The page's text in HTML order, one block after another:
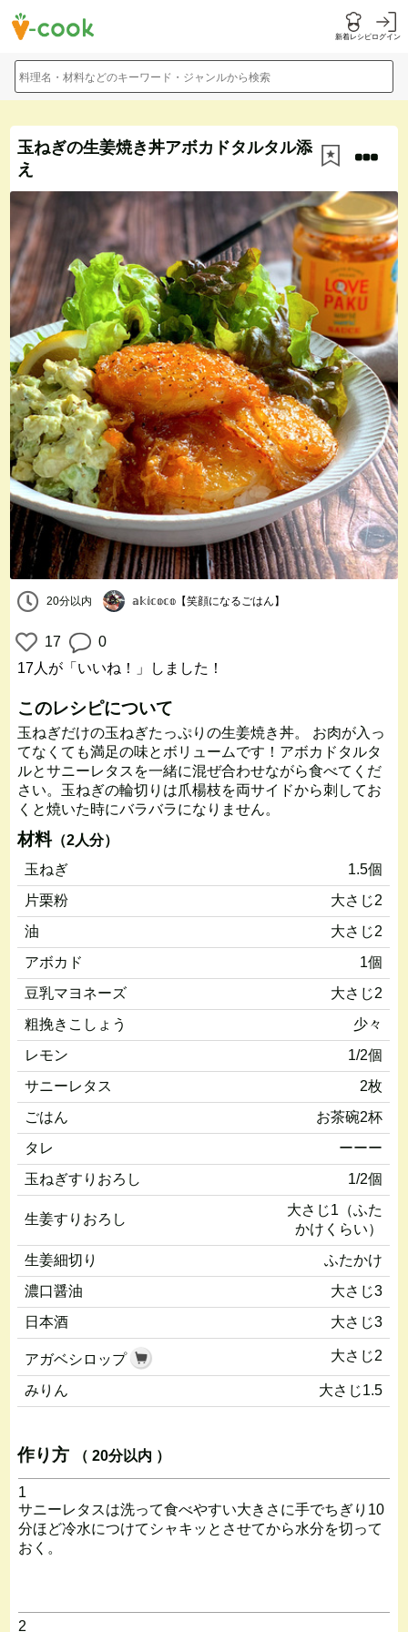
新着レシピログイン
料理名・材料などのキーワード・ジャンルから検索
玉ねぎの生姜焼き丼アボカドタルタル添
え
20分以内 𝕒𝕜𝕚𝕔𝕠𝕔𝕠【笑顔になるごはん】
17
0
17人 が「いいね！」しました！
このレシピについて
玉ねぎだけの玉ねぎたっぷりの生姜焼き丼。 お肉が入っ
てなくても満足の味とボリュームです！アボカドタルタ
ルとサニーレタスを一緒に混ぜ合わせながら食べてくだ
さい。玉ねぎの輪切りは爪楊枝を両サイドから刺してお
くと焼いた時にバラバラになりません。
材料（2人分）
玉ねぎ
1.5個
片栗粉
大さじ2
油
大さじ2
アボカド
1個
豆乳マヨネーズ
大さじ2
粗挽きこしょう
少々
レモン
1/2個
サニーレタス
2枚
ごはん
お茶碗2杯
タレ
ーーー
玉ねぎすりおろし
1/2個
生姜すりおろし
大さじ1（ふた
かけくらい）
生姜細切り
ふたかけ
濃口醤油
大さじ3
日本酒
大さじ3
アガベシロップ 大さじ2
みりん 大さじ1.5
作り方 （ 20分以内 ）
1
サニーレタスは洗って食べやすい大きさに手でちぎり10
分ほど冷水につけてシャキッとさせてから水分を切って
おく。
2